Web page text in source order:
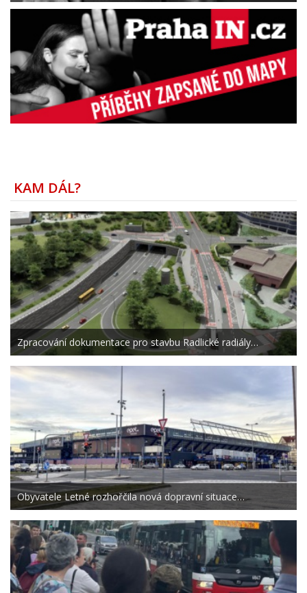
KAM DÁL?
Zpracování dokumentace pro stavbu Radlické radiály…
Obyvatele Letné rozhořčila nová dopravní situace…